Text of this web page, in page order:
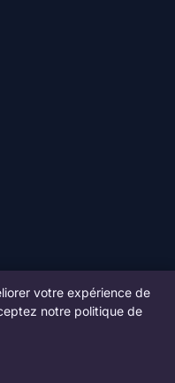
votre expérience de
notre politique de